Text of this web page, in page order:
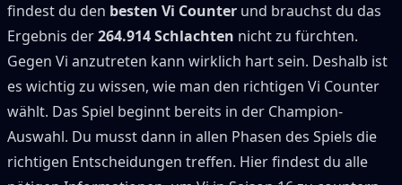
findest du den besten Vi Counter und brauchst du das
Ergebnis der264.914Schlachten nicht zu fürchten.
Gegen Vi anzutreten kann wirklich hart sein. Deshalb ist
es wichtig zu wissen, wie man den richtigen Vi Counter
wählt. Das Spiel beginnt bereits in der Champion-
Auswahl. Du musst dann in allen Phasen des Spiels die
richtigen Entscheidungen treffen. Hier findest du alle